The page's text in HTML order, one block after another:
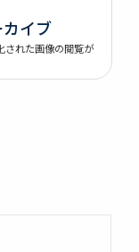
イブ
された画像の閲覧が